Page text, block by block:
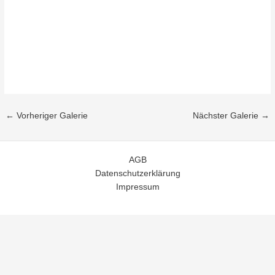
← Vorheriger Galerie Nächster Galerie →
AGB
Datenschutzerklärung
Impressum